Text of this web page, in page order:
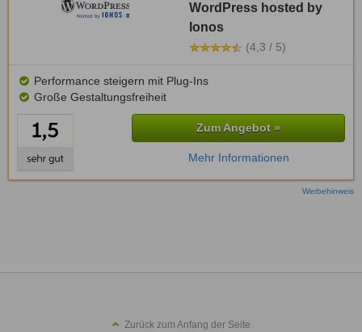
WordPress hosted by
Ionos
(4,3 / 5)
Performance steigern mit Plug-Ins
Große Gestaltungsfreiheit
Zum Angebot »
Mehr Informationen
Werbehinweis
Zurück zum Anfang der Seite